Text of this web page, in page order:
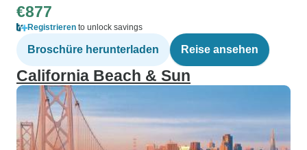
€877
Registrieren to unlock savings
Broschüre herunterladen Reise ansehen
California Beach & Sun